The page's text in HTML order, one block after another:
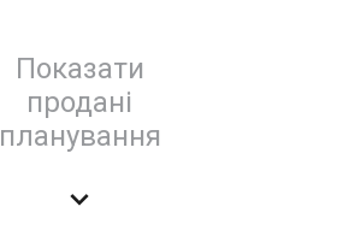
Показати
продані
планування
